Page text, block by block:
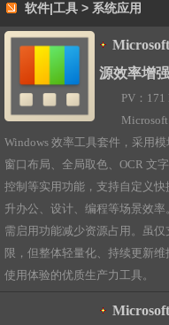
软件|工具 > 系统应用
源效率增
PV：171
Windows 效率工具套件，采用
窗口布局、全局取色、OCR 文
控制等实用功能，支持自定义
升办公、设计、编程等场景效
需启用功能减少资源占用。虽
限，但整体轻量化、持续更新
使用体验的优质生产力工具。